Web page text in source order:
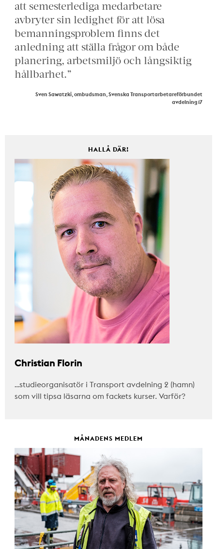
att semesterlediga medarbetare
avbryter sin ledighet för att lösa
bemanningsproblem finns det
anledning att ställa frågor om både
planering, arbetsmiljö och långsiktig
hållbarhet.”
Sven Sawatzki, ombudsman, Svenska Transportarbetareförbundet
avdelning 17
HALLÅ DÄR!
Christian Florin
…studieorganisatör i Transport avdelning 2 (hamn)
som vill tipsa läsarna om fackets kurser. Varför?
MÅNADENS MEDLEM